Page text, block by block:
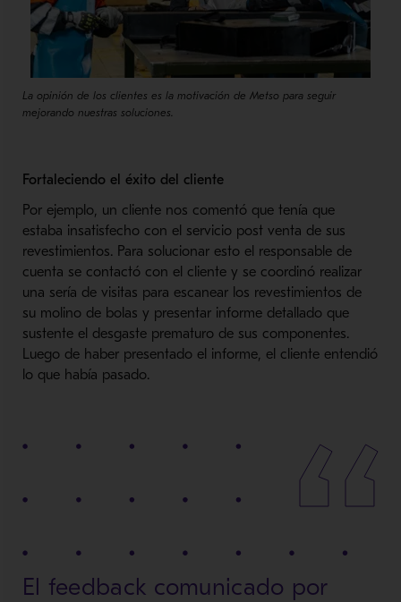
La opinión de los clientes es la motivación de Metso para seguir
mejorando nuestras soluciones.
Fortaleciendo el éxito del cliente
Por ejemplo, un cliente nos comentó que tenía que
estaba insatisfecho con el servicio post venta de sus
revestimientos. Para solucionar esto el responsable de
cuenta se contactó con el cliente y se coordinó realizar
una sería de visitas para escanear los revestimientos de
su molino de bolas y presentar informe detallado que
sustente el desgaste prematuro de sus componentes.
Luego de haber presentado el informe, el cliente entendió
lo que había pasado.
El feedback comunicado por